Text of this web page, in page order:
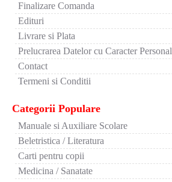
Finalizare Comanda
Edituri
Livrare si Plata
Prelucrarea Datelor cu Caracter Personal
Contact
Termeni si Conditii
Categorii Populare
Manuale si Auxiliare Scolare
Beletristica / Literatura
Carti pentru copii
Medicina / Sanatate